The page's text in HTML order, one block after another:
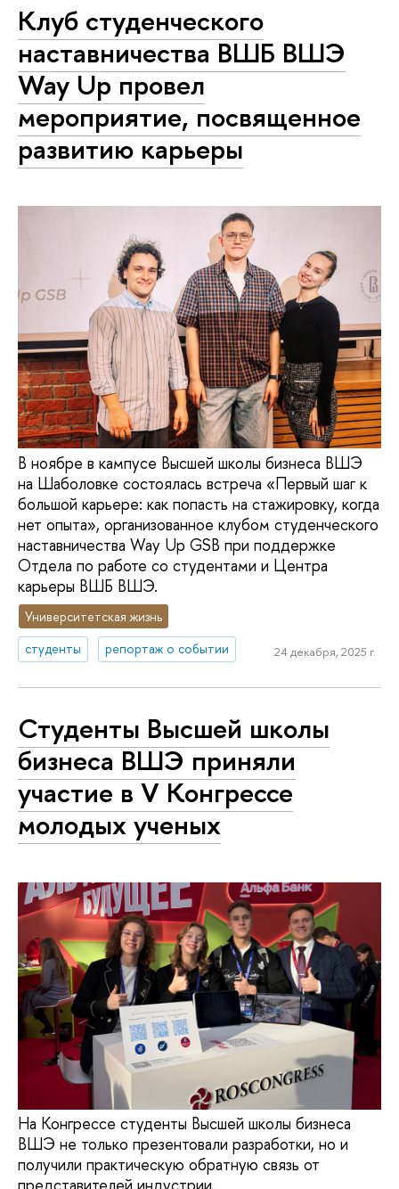
Клуб студенческого
наставничества ВШБ ВШЭ
Way Up провел
мероприятие, посвященное
развитию карьеры
В ноябре в кампусе Высшей школы бизнеса ВШЭ
на Шаболовке состоялась встреча «Первый шаг к
большой карьере: как попасть на стажировку, когда
нет опыта», организованное клубом студенческого
наставничества Way Up GSB при поддержке
Отдела по работе со студентами и Центра
карьеры ВШБ ВШЭ.
Университетская жизнь
студенты
репортаж о событии 24 декабря, 2025 г.
Студенты Высшей школы
бизнеса ВШЭ приняли
участие в V Конгрессе
молодых ученых
На Конгрессе студенты Высшей школы бизнеса
ВШЭ не только презентовали разработки, но и
получили практическую обратную связь от